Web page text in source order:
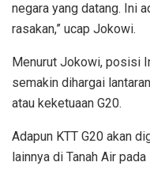
negara yang datang. Ini
rasakan,” ucap Jokowi.
Menurut Jokowi, posisi
semakin dihargai
atau keketuaan G20.
Adapun KTT G20 akan
lainnya di Tanah Air